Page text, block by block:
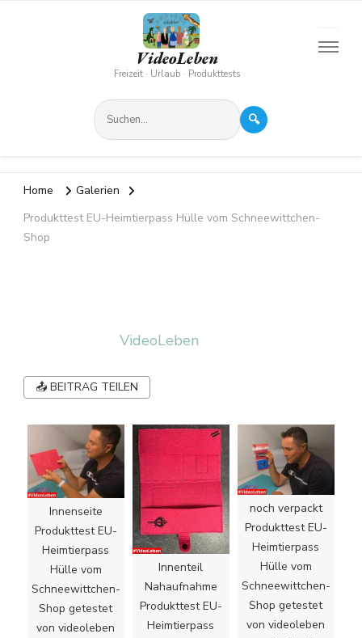
VideoLeben
Freizeit · Urlaub · Produkttests
🔍
Home
Galerien
Produkttest EU-Heimtierpass Hülle vom Schneewittchen-
Shop
VideoLeben
📤 BEITRAG TEILEN
Innenseite
Produkttest EU-
Heimtierpass
Hülle vom
Schneewittchen-
Shop getestet
von videoleben
Innenteil
Nahaufnahme
Produkttest EU-
Heimtierpass
noch verpackt
Produkttest EU-
Heimtierpass
Hülle vom
Schneewittchen-
Shop getestet
von videoleben